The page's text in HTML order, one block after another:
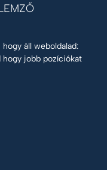
áll weboldalad:
jobb pozíciókat